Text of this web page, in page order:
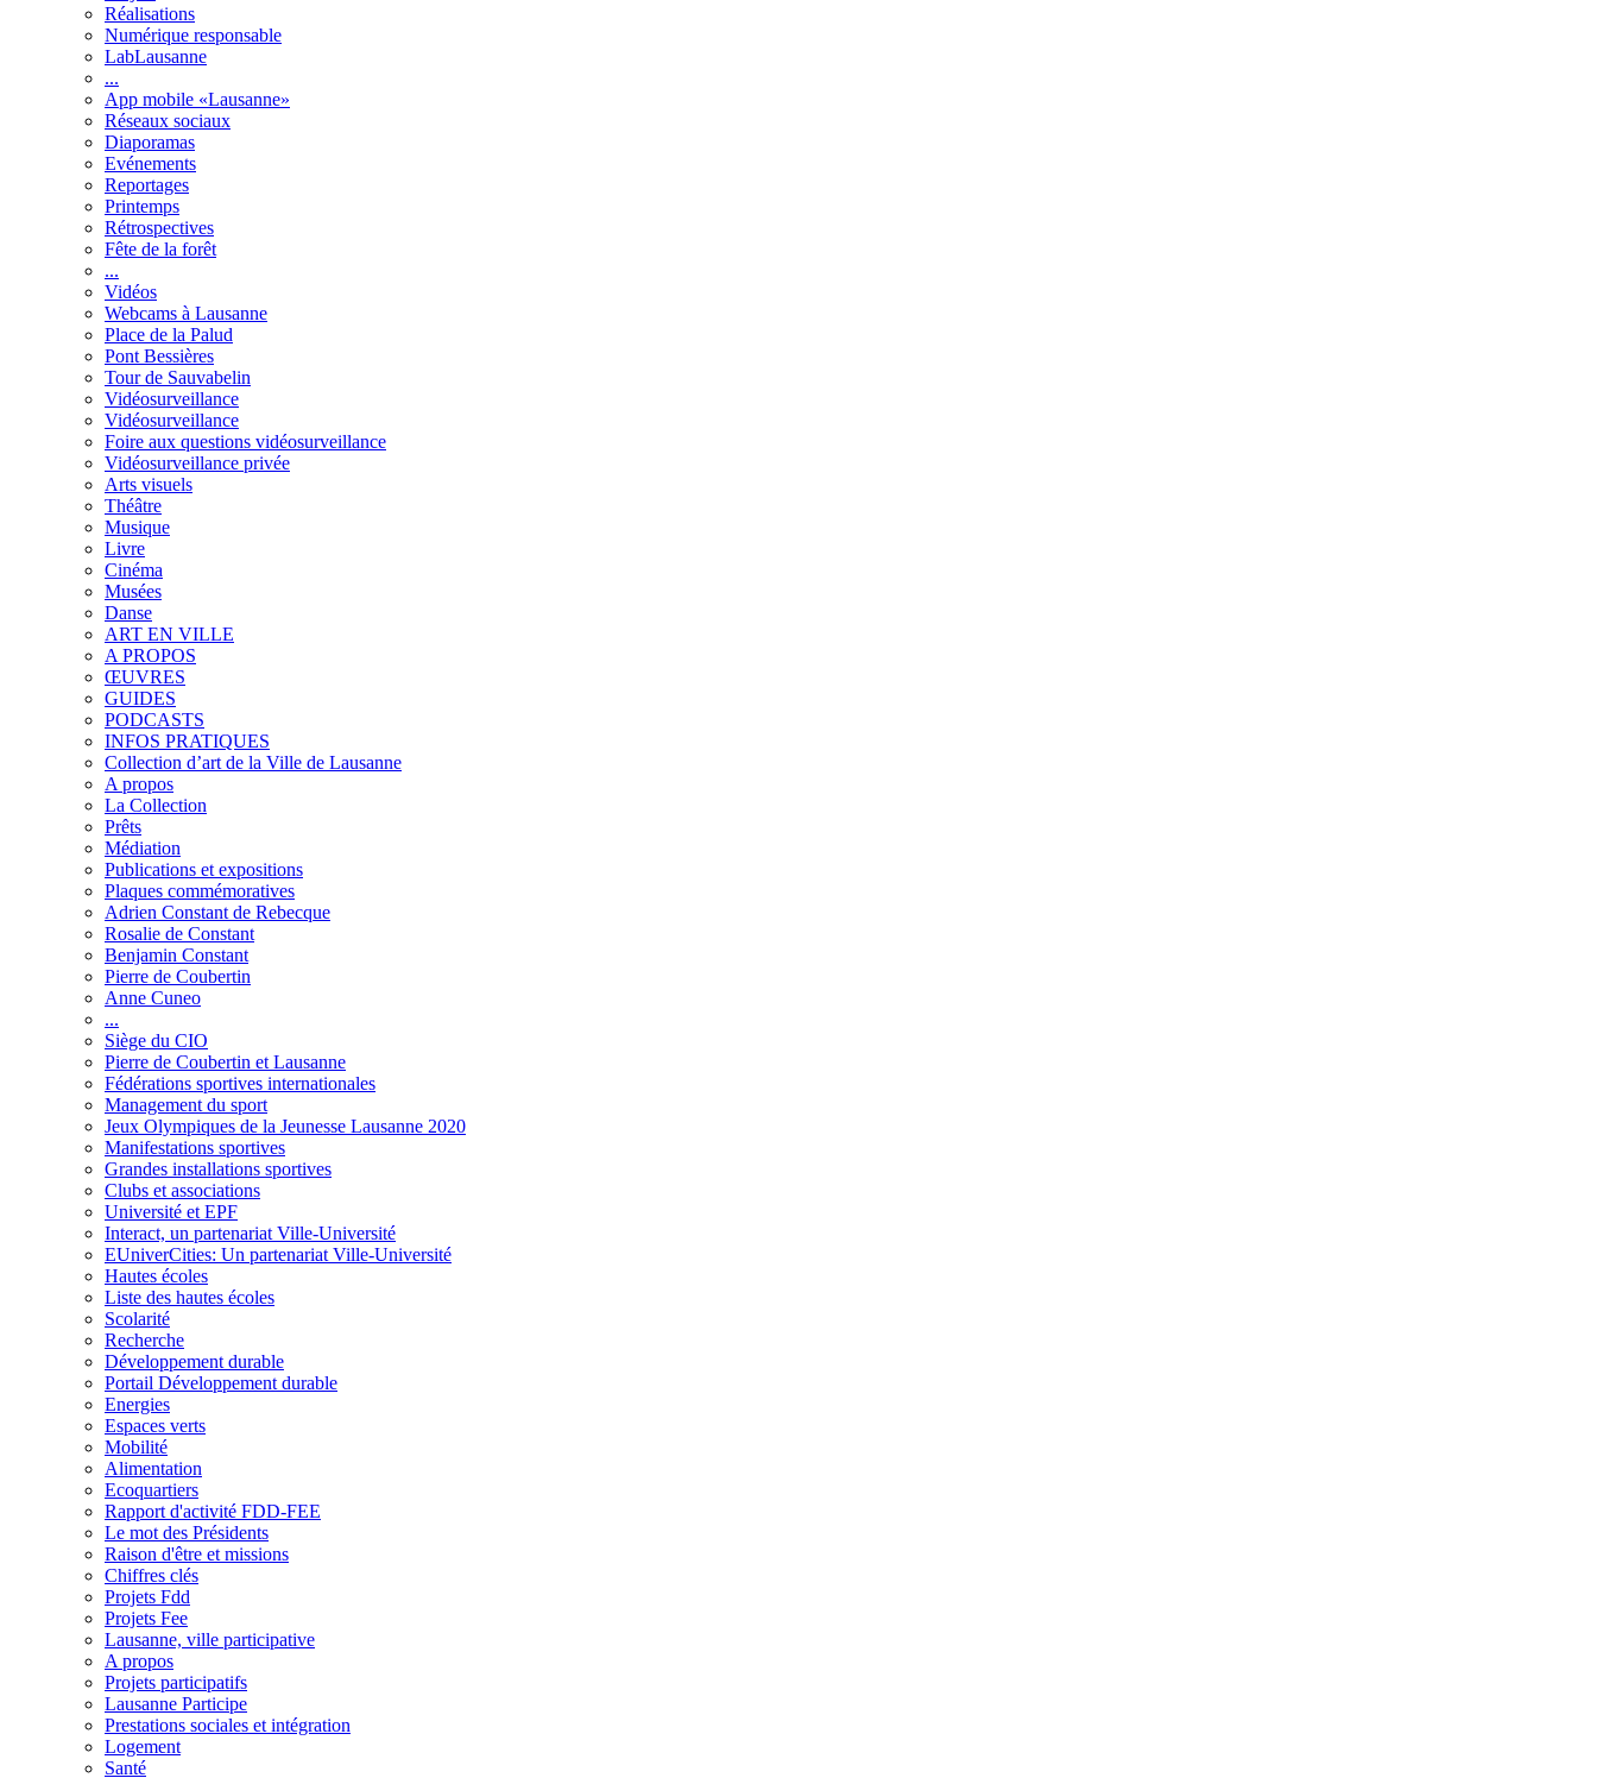
Réalisations
Numérique responsable
LabLausanne
...
App mobile «Lausanne»
Réseaux sociaux
Diaporamas
Evénements
Reportages
Printemps
Rétrospectives
Fête de la forêt
...
Vidéos
Webcams à Lausanne
Place de la Palud
Pont Bessières
Tour de Sauvabelin
Vidéosurveillance
Vidéosurveillance
Foire aux questions vidéosurveillance
Vidéosurveillance privée
Arts visuels
Théâtre
Musique
Livre
Cinéma
Musées
Danse
ART EN VILLE
A PROPOS
ŒUVRES
GUIDES
PODCASTS
INFOS PRATIQUES
Collection d’art de la Ville de Lausanne
A propos
La Collection
Prêts
Médiation
Publications et expositions
Plaques commémoratives
Adrien Constant de Rebecque
Rosalie de Constant
Benjamin Constant
Pierre de Coubertin
Anne Cuneo
...
Siège du CIO
Pierre de Coubertin et Lausanne
Fédérations sportives internationales
Management du sport
Jeux Olympiques de la Jeunesse Lausanne 2020
Manifestations sportives
Grandes installations sportives
Clubs et associations
Université et EPF
Interact, un partenariat Ville-Université
EUniverCities: Un partenariat Ville-Université
Hautes écoles
Liste des hautes écoles
Scolarité
Recherche
Développement durable
Portail Développement durable
Energies
Espaces verts
Mobilité
Alimentation
Ecoquartiers
Rapport d'activité FDD-FEE
Le mot des Présidents
Raison d'être et missions
Chiffres clés
Projets Fdd
Projets Fee
Lausanne, ville participative
A propos
Projets participatifs
Lausanne Participe
Prestations sociales et intégration
Logement
Santé